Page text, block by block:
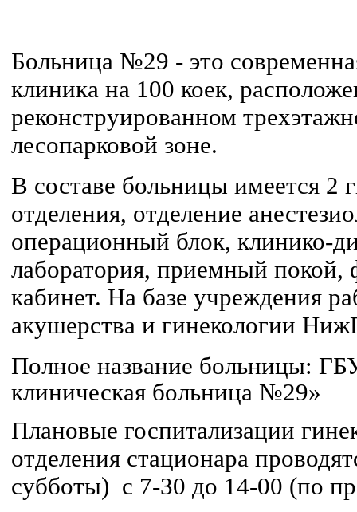
Больница №29 - это
клиника на 100 коек,
реконструированном
лесопарковой зоне.
В составе больницы имеется 2
отделения, отделение
операционный блок, клинико-
лаборатория, приемный покой,
кабинет. На базе учреждения
акушерства и гинекологии
Полное название больницы:
клиническая больница №29»
Плановые госпитализации
отделения стационара
субботы) с 7-30 до 14-00 (по